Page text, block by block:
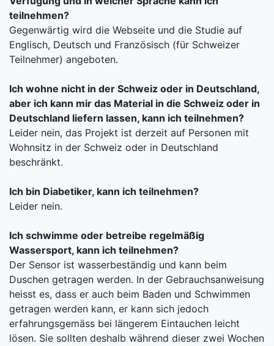
teilnehmen?
Gegenwärtig wird die Webseite und die Studie auf
Englisch, Deutsch und Französisch (für Schweizer
Teilnehmer) angeboten.
Ich wohne nicht in der Schweiz oder in Deutschland,
aber ich kann mir das Material in die Schweiz oder in
Deutschland liefern lassen, kann ich teilnehmen?
Leider nein, das Projekt ist derzeit auf Personen mit
Wohnsitz in der Schweiz oder in Deutschland
beschränkt.
Ich bin Diabetiker, kann ich teilnehmen?
Leider nein.
Ich schwimme oder betreibe regelmäßig
Wassersport, kann ich teilnehmen?
Der Sensor ist wasserbeständig und kann beim
Duschen getragen werden. In der Gebrauchsanweisung
heisst es, dass er auch beim Baden und Schwimmen
getragen werden kann, er kann sich jedoch
erfahrungsgemäss bei längerem Eintauchen leicht
lösen. Sie sollten deshalb während dieser zwei Wochen